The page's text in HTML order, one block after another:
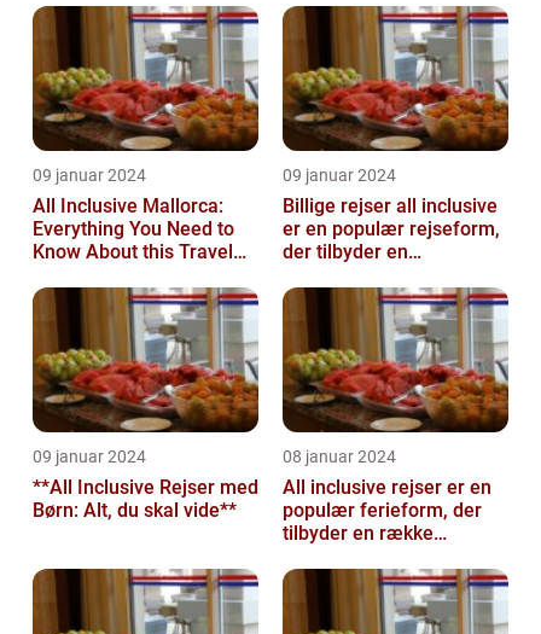
09 januar 2024
All Inclusive Mallorca:
Everything You Need to
Know About this Travel
09 januar 2024
Billige rejser all inclusive
er en populær rejseform,
der tilbyder en
alt inklu...
09 januar 2024
**All Inclusive Rejser med
Børn: Alt, du skal vide**
08 januar 2024
All inclusive rejser er en
populær ferieform, der
tilbyder en række
rejsende...